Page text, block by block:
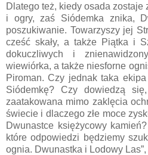
Dlatego też, kiedy osada
i ogry, zaś Siódemka znika,
poszukiwanie. Towarzyszy jej
cześć skały, a także Piątka i
dokuczliwych i
wiewiórka, a także niesforne
Piroman. Czy jednak taka
Siódemkę? Czy dowiedzą
zaatakowana mimo zaklęcia
świecie i dlaczego złe moce
Dwunastce księżycowy
które odpowiedzi będziemy
ognia. Dwunastka i Lodowy